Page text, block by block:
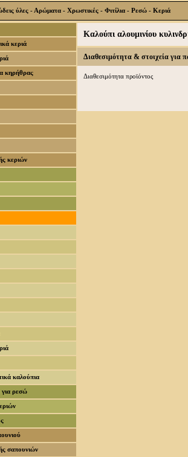
ύλες - Αρώματα - Χρωστικές - Φιτίλια - Ρεσώ - Κεριά
κεριά
κηρήθρας
κεριών
καλούπια
για ρεσώ
σαπουνιών
Καλούπι αλουμινίου
Διαθεσιμότητα & στοιχεία για
Διαθεσιμότητα προϊόντος